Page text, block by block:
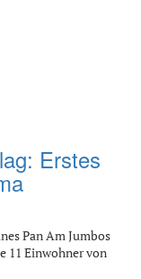
Erstes
Pan Am Jumbos
11 Einwohner von